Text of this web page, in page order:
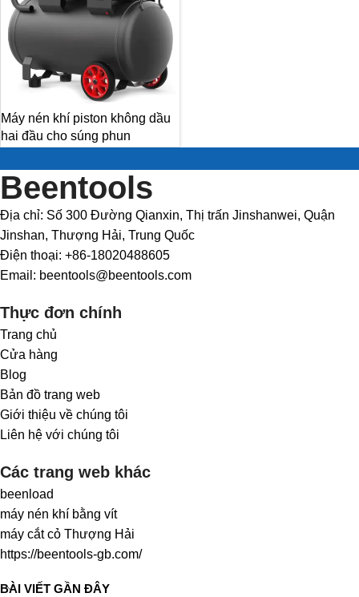
Máy nén khí piston không dầu
hai đầu cho súng phun
Beentools
Địa chỉ: Số 300 Đường Qianxin, Thị trấn Jinshanwei, Quận
Jinshan, Thượng Hải, Trung Quốc
Điện thoại: +86-18020488605
Email: beentools@beentools.com
Thực đơn chính
Trang chủ
Cửa hàng
Blog
Bản đồ trang web
Giới thiệu về chúng tôi
Liên hệ với chúng tôi
Các trang web khác
beenload
máy nén khí bằng vít
máy cắt cỏ Thượng Hải
https://beentools-gb.com/
BÀI VIẾT GẦN ĐÂY